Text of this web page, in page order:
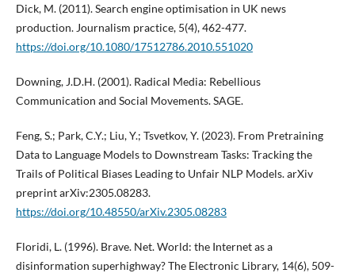
Dick, M. (2011). Search engine optimisation in UK news
production. Journalism practice, 5(4), 462-477.
https://doi.org/10.1080/17512786.2010.551020
Downing, J.D.H. (2001). Radical Media: Rebellious
Communication and Social Movements. SAGE.
Feng, S.; Park, C.Y.; Liu, Y.; Tsvetkov, Y. (2023). From Pretraining
Data to Language Models to Downstream Tasks: Tracking the
Trails of Political Biases Leading to Unfair NLP Models. arXiv
preprint arXiv:2305.08283.
https://doi.org/10.48550/arXiv.2305.08283
Floridi, L. (1996). Brave. Net. World: the Internet as a
disinformation superhighway? The Electronic Library, 14(6), 509-